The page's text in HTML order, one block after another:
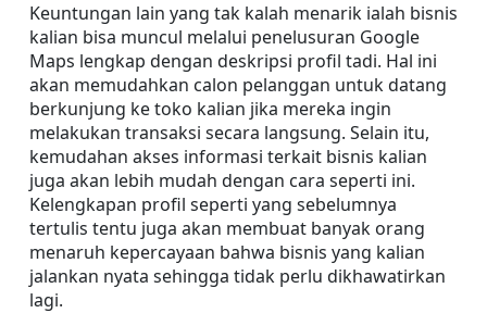
Keuntungan lain yang tak kalah menarik ialah bisnis
kalian bisa muncul melalui penelusuran Google
Maps lengkap dengan deskripsi profil tadi. Hal ini
akan memudahkan calon pelanggan untuk datang
berkunjung ke toko kalian jika mereka ingin
melakukan transaksi secara langsung. Selain itu,
kemudahan akses informasi terkait bisnis kalian
juga akan lebih mudah dengan cara seperti ini.
Kelengkapan profil seperti yang sebelumnya
tertulis tentu juga akan membuat banyak orang
menaruh kepercayaan bahwa bisnis yang kalian
jalankan nyata sehingga tidak perlu dikhawatirkan
lagi.